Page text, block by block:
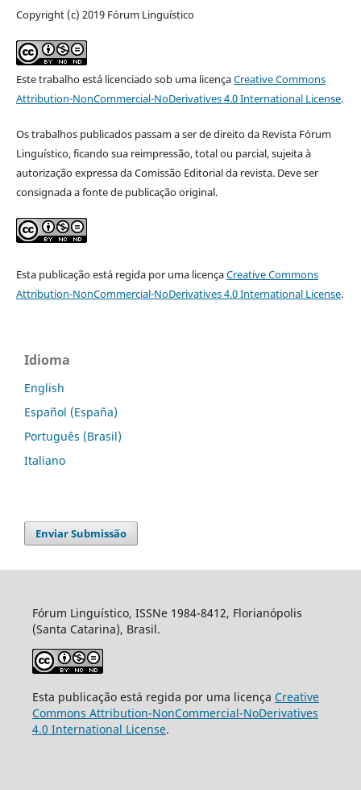
Copyright (c) 2019 Fórum Linguístico
Este trabalho está licenciado sob uma licençaCreative Commons
Attribution-NonCommercial-NoDerivatives 4.0 International License.
Os trabalhos publicados passam a ser de direito da Revista Fórum
Linguístico, ficando sua reimpressão, total ou parcial, sujeita à
autorização expressa da Comissão Editorial da revista. Deve ser
consignada a fonte de publicação original.
Esta publicação está regida por uma licençaCreative Commons
Attribution-NonCommercial-NoDerivatives 4.0 International License.
Idioma
English
Español (España)
Português (Brasil)
Italiano
Enviar Submissão
Fórum Linguístico, ISSNe 1984-8412, Florianópolis
(Santa Catarina), Brasil.
Esta publicação está regida por uma licença Creative
Commons Attribution-NonCommercial-NoDerivatives
4.0 International License.